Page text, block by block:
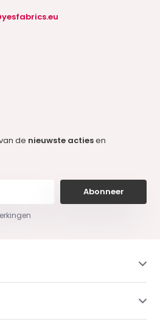
de nieuwste actiesen
Abonneer